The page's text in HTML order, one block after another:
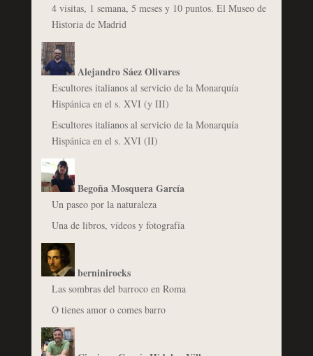
4 visitas, 1 semana, 5 meses y 10 puntos. El Museo de
Historia de Madrid
Alejandro Sáez Olivares
Escultores italianos al servicio de la Monarquía
Hispánica en el s. XVI (y III)
Escultores italianos al servicio de la Monarquía
Hispánica en el s. XVI (II)
Begoña Mosquera García
Un paseo por la naturaleza
Una de libros, vídeos y fotografía
berninirocks
Las sombras del barroco en Roma
O tienes amor o comes barro